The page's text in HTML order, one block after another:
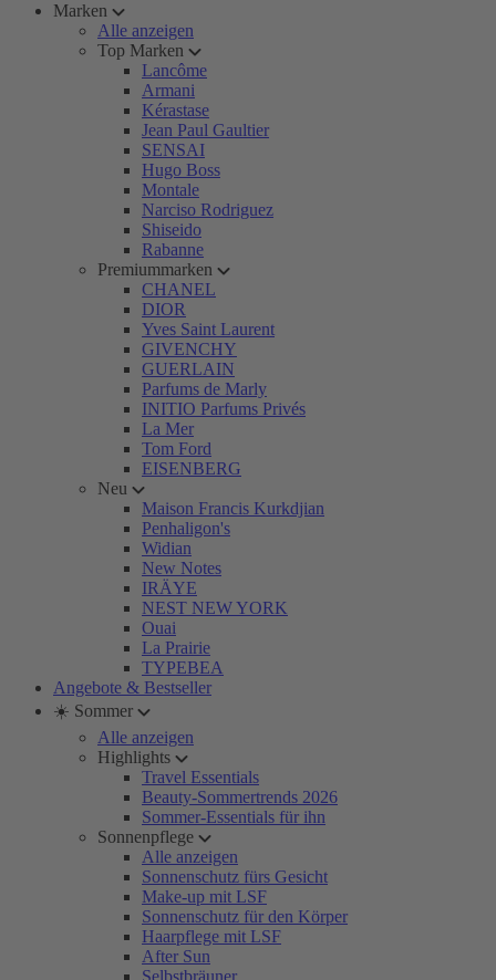
Marken
Alle anzeigen
Top Marken
Lancôme
Armani
Kérastase
Jean Paul Gaultier
SENSAI
Hugo Boss
Montale
Narciso Rodriguez
Shiseido
Rabanne
Premiummarken
CHANEL
DIOR
Yves Saint Laurent
GIVENCHY
GUERLAIN
Parfums de Marly
INITIO Parfums Privés
La Mer
Tom Ford
EISENBERG
Neu
Maison Francis Kurkdjian
Penhaligon's
Widian
New Notes
IRÄYE
NEST NEW YORK
Ouai
La Prairie
TYPEBEA
Angebote & Bestseller
☀️ Sommer
Alle anzeigen
Highlights
Travel Essentials
Beauty-Sommertrends 2026
Sommer-Essentials für ihn
Sonnenpflege
Alle anzeigen
Sonnenschutz fürs Gesicht
Make-up mit LSF
Sonnenschutz für den Körper
Haarpflege mit LSF
After Sun
Selbstbräuner